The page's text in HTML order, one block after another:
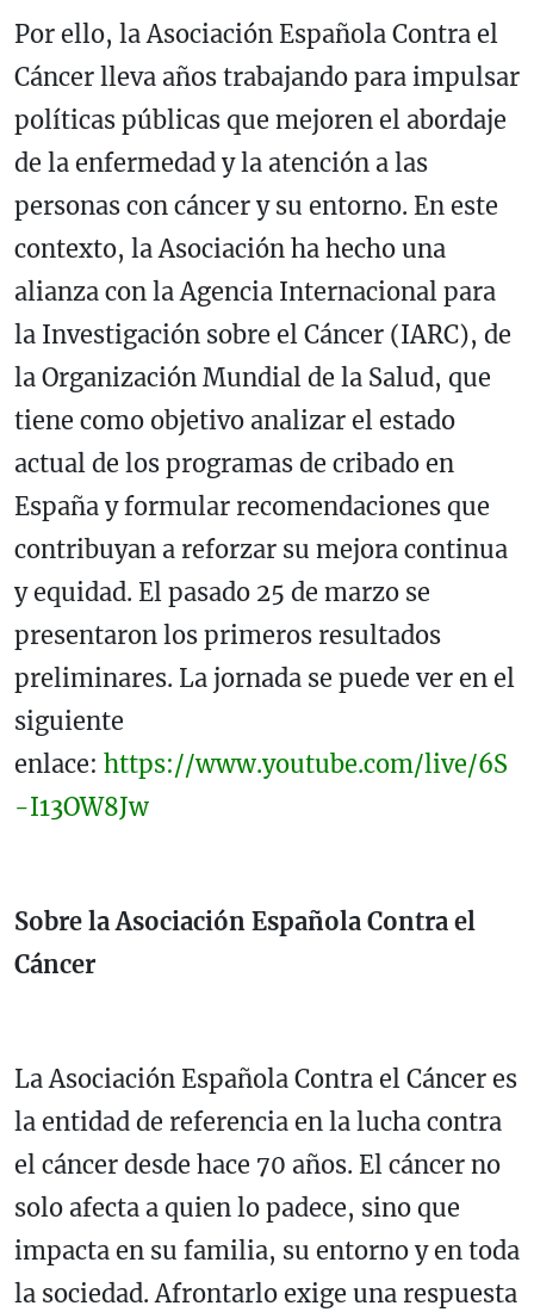
Por ello, la Asociación Española Contra el
Cáncer lleva años trabajando para impulsar
políticas públicas que mejoren el abordaje
de la enfermedad y la atención a las
personas con cáncer y su entorno. En este
contexto, la Asociación ha hecho una
alianza con la Agencia Internacional para
la Investigación sobre el Cáncer (IARC), de
la Organización Mundial de la Salud, que
tiene como objetivo analizar el estado
actual de los programas de cribado en
España y formular recomendaciones que
contribuyan a reforzar su mejora continua
y equidad. El pasado 25 de marzo se
presentaron los primeros resultados
preliminares. La jornada se puede ver en el
siguiente
enlace: https://www.youtube.com/live/6S
-I13OW8Jw
Sobre la Asociación Española Contra el
Cáncer
La Asociación Española Contra el Cáncer es
la entidad de referencia en la lucha contra
el cáncer desde hace 70 años. El cáncer no
solo afecta a quien lo padece, sino que
impacta en su familia, su entorno y en toda
la sociedad. Afrontarlo exige una respuesta